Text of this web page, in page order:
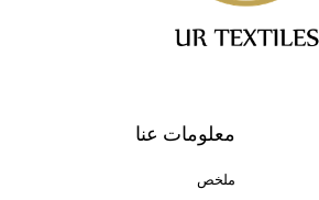
معلومات عنا
ملخص